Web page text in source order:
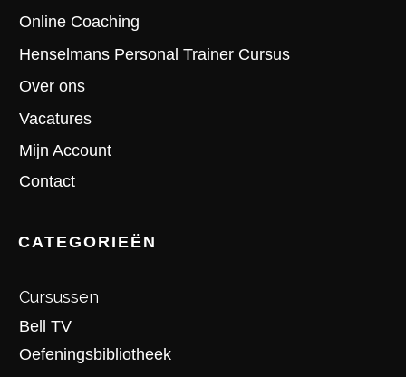
Online Coaching
Henselmans Personal Trainer Cursus
Over ons
Vacatures
Mijn Account
Contact
CATEGORIEËN
Cursussen
Bell TV
Oefeningsbibliotheek